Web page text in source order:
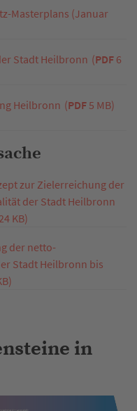
Masterplans (Januar
Stadt Heilbronn (PDF 6
Heilbronn (PDF 5 MB)
zur Zielerreichung der
der Stadt Heilbronn
KB)
der netto-
Stadt Heilbronn bis
in